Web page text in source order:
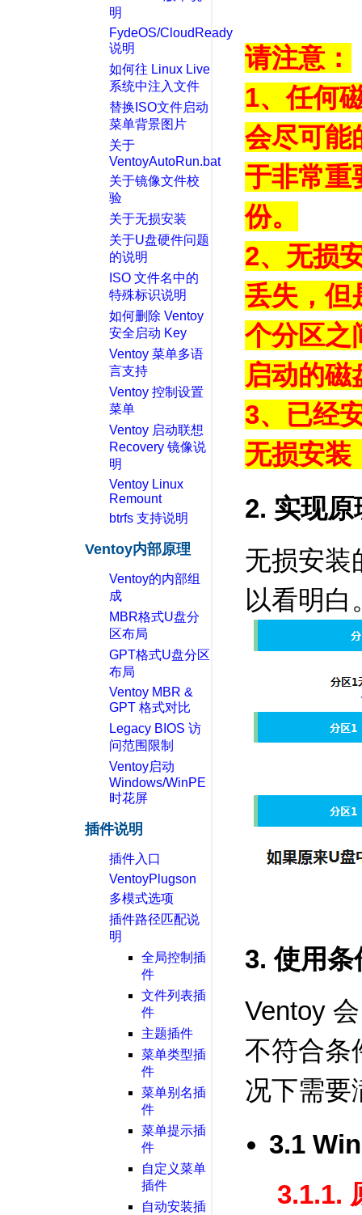
明
FydeOS/CloudReady
说明
如何往 Linux Live
系统中注入文件
替换ISO文件启动
菜单背景图片
关于
VentoyAutoRun.bat
关于镜像文件校
验
关于无损安装
关于U盘硬件问题
的说明
ISO 文件名中的
特殊标识说明
如何删除 Ventoy
安全启动 Key
Ventoy 菜单多语
言支持
Ventoy 控制设置
菜单
Ventoy 启动联想
Recovery 镜像说
明
Ventoy Linux
Remount
btrfs 支持说明
Ventoy内部原理
Ventoy的内部组
成
MBR格式U盘分
区布局
GPT格式U盘分区
布局
Ventoy MBR &
GPT 格式对比
Legacy BIOS 访
问范围限制
Ventoy启动
Windows/WinPE
时花屏
插件说明
插件入口
VentoyPlugson
多模式选项
插件路径匹配说
明
全局控制插
件
文件列表插
件
主题插件
菜单类型插
件
菜单别名插
件
菜单提示插
件
自定义菜单
插件
自动安装插
请注意：
1、任何
会尽可能
于非常重
份。
2、无损
丢失，但
个分区之
启动的磁
3、已经
无损安装
2. 实现原
无损安装
以看明白
3. 使用条
Ventoy
不符合条
况下需要
3.1
3.1.1.